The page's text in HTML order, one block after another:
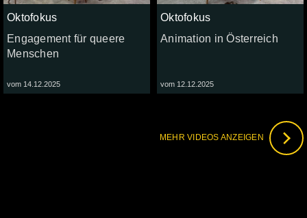
Oktofokus
Engagement für queere
Menschen
vom 14.12.2025
Oktofokus
Animation in Österreich
vom 12.12.2025
MEHR VIDEOS ANZEIGEN